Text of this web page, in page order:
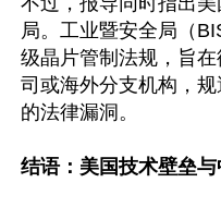
局。工业暨安全局（
级晶片管制法规，旨
司或海外分支机构，
的法律漏洞。
结语：美国技术壁垒